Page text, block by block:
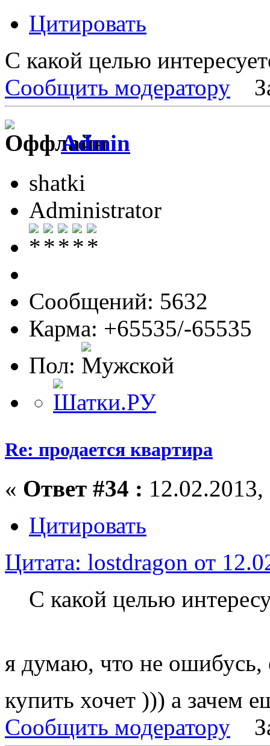
Цитировать
С какой целью
Сообщить модератору
Admin
shatki
Administrator
Сообщений: 5632
Карма: +65535/-65535
Пол:
Re: продается квартира
« Ответ #34 :
Цитировать
Цитата: lostdragon от
С какой целью
я думаю, что не ошибусь,
купить хочет ))) а зачем
Сообщить модератору